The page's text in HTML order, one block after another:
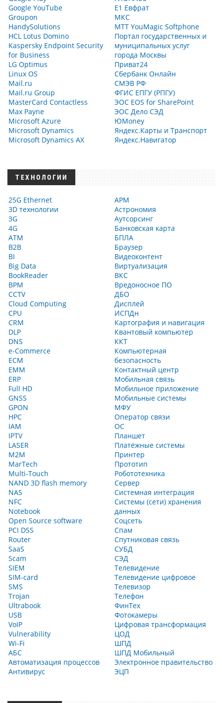
Google YouTube
Groupon
HandySolutions
HCL Lotus Domino
Kaspersky Endpoint Security
for Business
LG Optimus
Linux OS
Mail.ru
Mail.ru Group
MasterCard Contactless
Max Payne
Microsoft Azure
Microsoft Dynamics
Microsoft Dynamics AX
Е1 Евфрат
МКС
МТТ YouMagic Softphone
Портал государственных и
муниципальных услуг
города Москвы
Приват24
Сбербанк Онлайн
СМЭВ РФ
ФГИС ЕПГУ (РПГУ)
ЭОС EOS for SharePoint
ЭОС Дело СЭД
ЮMoney
Яндекс.Карты и Транспорт
Яндекс.Навигатор
ТЕХНОЛОГИИ
25G Ethernet
3D технологии
3G
4G
ATM
B2B
BI
Big Data
BookReader
BPM
CCTV
Cloud Computing
CPU
CRM
DLP
DNS
e-Commerce
ECM
EMM
ERP
Full HD
GNSS
GPON
HPC
IAM
IPTV
LASER
M2M
MarTech
Multi‑Touch
NAND 3D flash memory
NAS
NFC
Notebook
Open Source software
PCI DSS
Router
SaaS
Scam
SIEM
SIM-card
SMS
Trojan
Ultrabook
USB
VoIP
Vulnerability
Wi-Fi
АБС
Автоматизация процессов
Антивирус
АРМ
Астрономия
Аутсорсинг
Банковская карта
БПЛА
Браузер
Видеоконтент
Виртуализация
ВКС
Вредоносное ПО
ДБО
Дисплей
ИСПДн
Картография и навигация
Квантовый компьютер
ККТ
Компьютерная
безопасность
Контактный центр
Мобильная связь
Мобильное приложение
Мобильные системы
МФУ
Оператор связи
ОС
Планшет
Платёжные системы
Принтер
Прототип
Робототехника
Сервер
Системная интеграция
Системы (сети) хранения
данных
Соцсеть
Спам
Спутниковая связь
СУБД
СЭД
Телевидение
Телевидение цифровое
Телевизор
Телефон
ФинТех
Фотокамеры
Цифровая трансформация
ЦОД
ШПД
ШПД Мобильный
Электронное правительство
ЭЦП